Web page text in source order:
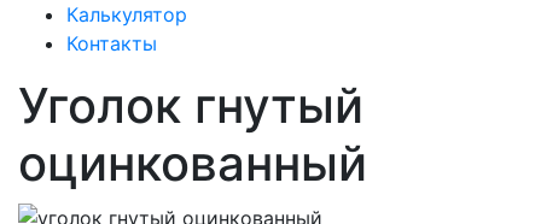
Калькулятор
Контакты
Уголок гнутый
оцинкованный